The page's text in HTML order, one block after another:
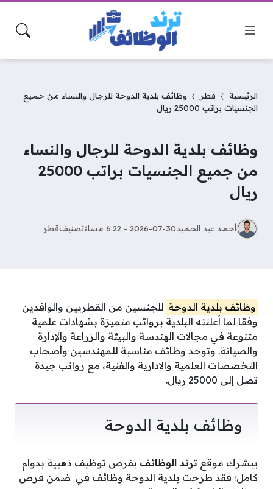
الرئيسية قطر
وظائف بلدية الدوحة للرجال والنساء من جميع
الجنسيات براتب 25000 ريال
وظائف بلدية الدوحة للرجال والنساء
من جميع الجنسيات براتب 25000
ريال
أحمد عبد الحميد2026-07-30 - 6:22 مساءً تصنيفقطر
وظائف بلدية الدوحة للجنسين من القطريين والوافدين
وفقا لما أعلنته البلدية برواتب متميزة بشهادات علمية
متنوعة في مجالات الهندسة والبيئة والزراعة والإدارة
والصيانة. وتوجد وظائف مناسبة للمهندسين وأصحاب
التخصصات العلمية والإدارية والفنية، مع رواتب جيدة
تصل إلى 25000 ريال.
وظائف بلدية الدوحة
يبشرك موقع ترند الوظائف بفرص توظيف ذهبية بدوام
كامل؛ فقد طرحت بلدية الدوحة وظائف في ضمن فرص